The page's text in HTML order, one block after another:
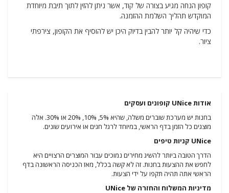
קופון הנחה מגיע בצורה של קוד, אשר ניתן להזין לתוך תיבת מיוחדת
המוקדש תהליך השלמת ההזמנה.
כדי שיהיה קל יותר להבין בדיוק היכן יש להוסיף את הקופון, צירפתי
ציור.
אודות UNice קופונים ועסקים
בחנות יש מערכת שוברים משלה, שהיא 5%, 10%, 20% או 30%. אלה
מוצגים כל הזמן בדף הראשי, במיוחד לרגל חגים או אירועים שונים.
UNice קניות טיפים
הדרך הטובה ביותר להשיג מחירים נמוכים עבור המוצרים הרצויים היא
לחפש את ההצעות בחנות. זה לא קשה בכלל, מאז הכניסה הראשונה בדף
הראשי אתה תהיה תקפו על ידי הצעות.
מדיניות המשלוח והחזרה של UNice